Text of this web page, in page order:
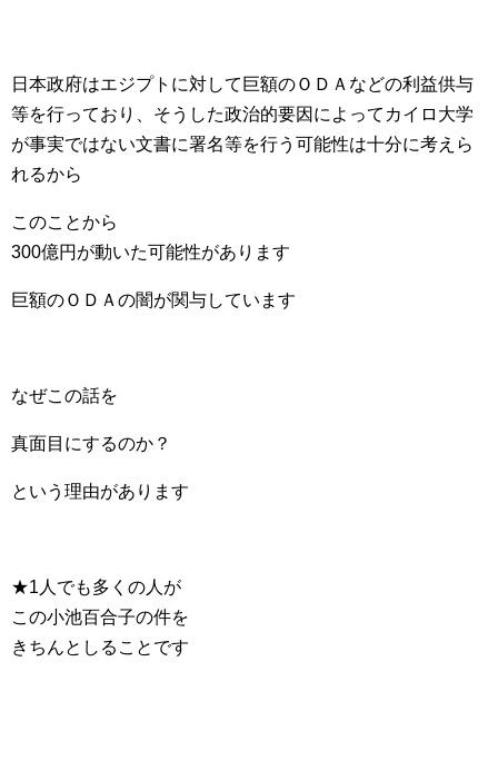
日本政府はエジプトに対して巨額のＯＤＡなどの利益供与
等を行っており、そうした政治的要因によってカイロ大学
が事実ではない文書に署名等を行う可能性は十分に考えら
れるから
このことから
300億円が動いた可能性があります
巨額のＯＤＡの闇が関与しています
なぜこの話を
真面目にするのか？
という理由があります
★1人でも多くの人が
この小池百合子の件を
きちんとしることです